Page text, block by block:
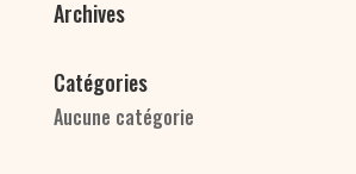
Archives
Catégories
Aucune catégorie